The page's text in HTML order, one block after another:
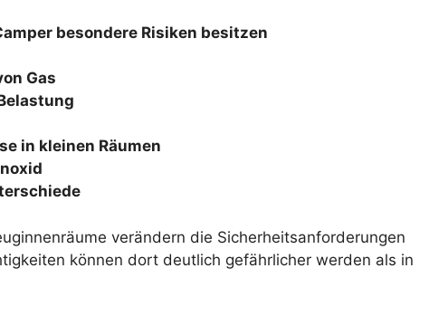
besondere Risiken besitzen
Gas
in kleinen Räumen
verändern die Sicherheitsanforderungen
können dort deutlich gefährlicher werden als in